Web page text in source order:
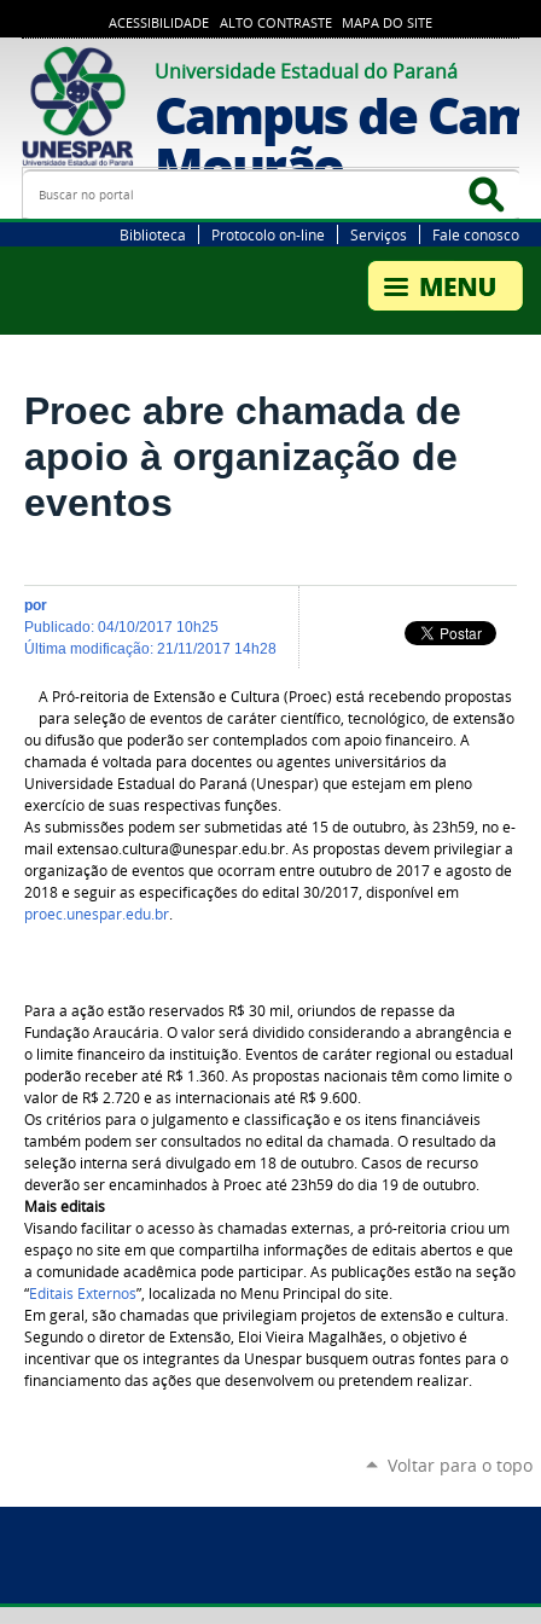
ACESSIBILIDADE ALTO CONTRASTE MAPA DO SITE
Universidade Estadual do Paraná
Campus de
Mourão
Busca
Biblioteca Protocolo on-line Serviços Fale conosco
Proec abre chamada de
apoio à organização de
eventos
por
publicado: 04/10/2017 10h25
última modificação: 21/11/2017 14h28
A Pró-reitoria de Extensão e Cultura (Proec) está recebendo propostas
para seleção de eventos de caráter científico, tecnológico, de extensão
ou difusão que poderão ser contemplados com apoio financeiro. A
chamada é voltada para docentes ou agentes universitários da
Universidade Estadual do Paraná (Unespar) que estejam em pleno
exercício de suas respectivas funções.
As submissões podem ser submetidas até 15 de outubro, às 23h59, no e-
mail extensao.cultura@unespar.edu.br. As propostas devem privilegiar a
organização de eventos que ocorram entre outubro de 2017 e agosto de
2018 e seguir as especificações do edital 30/2017, disponível em
proec.unespar.edu.br.
Para a ação estão reservados R$ 30 mil, oriundos de repasse da
Fundação Araucária. O valor será dividido considerando a abrangência e
o limite financeiro da instituição. Eventos de caráter regional ou estadual
poderão receber até R$ 1.360. As propostas nacionais têm como limite o
valor de R$ 2.720 e as internacionais até R$ 9.600.
Os critérios para o julgamento e classificação e os itens financiáveis
também podem ser consultados no edital da chamada. O resultado da
seleção interna será divulgado em 18 de outubro. Casos de recurso
deverão ser encaminhados à Proec até 23h59 do dia 19 de outubro.
Mais editais
Visando facilitar o acesso às chamadas externas, a pró-reitoria criou um
espaço no site em que compartilha informações de editais abertos e que
a comunidade acadêmica pode participar. As publicações estão na seção
“Editais Externos”, localizada no Menu Principal do site.
Em geral, são chamadas que privilegiam projetos de extensão e cultura.
Segundo o diretor de Extensão, Eloi Vieira Magalhães, o objetivo é
incentivar que os integrantes da Unespar busquem outras fontes para o
financiamento das ações que desenvolvem ou pretendem realizar.
Voltar para o topo